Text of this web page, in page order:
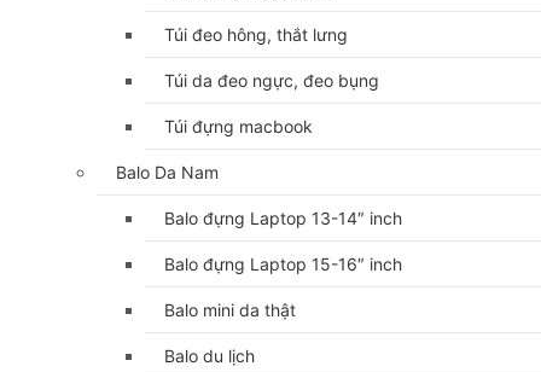
Túi đeo hông, thắt lưng
Túi da đeo ngực, đeo bụng
Túi đựng macbook
Balo Da Nam
Balo đựng Laptop 13-14″ inch
Balo đựng Laptop 15-16″ inch
Balo mini da thật
Balo du lịch